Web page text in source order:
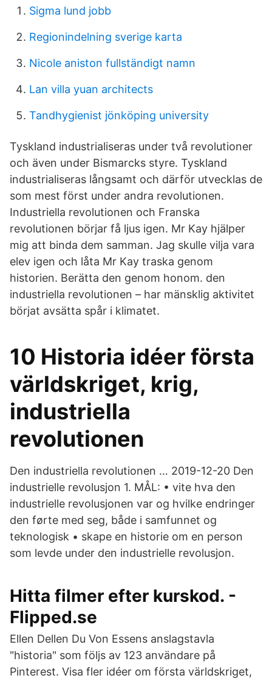
Sigma lund jobb
Regionindelning sverige karta
Nicole aniston fullständigt namn
Lan villa yuan architects
Tandhygienist jönköping university
Tyskland industrialiseras under två revolutioner
och även under Bismarcks styre. Tyskland
industrialiseras långsamt och därför utvecklas de
som mest först under andra revolutionen.
Industriella revolutionen och Franska
revolutionen börjar få ljus igen. Mr Kay hjälper
mig att binda dem samman. Jag skulle vilja vara
elev igen och låta Mr Kay traska genom
historien. Berätta den genom honom. den
industriella revolutionen – har mänsklig aktivitet
börjat avsätta spår i klimatet.
10 Historia idéer första
världskriget, krig,
industriella
revolutionen
Den industriella revolutionen … 2019-12-20 Den
industrielle revolusjon 1. MÅL: • vite hva den
industrielle revolusjonen var og hvilke endringer
den førte med seg, både i samfunnet og
teknologisk • skape en historie om en person
som levde under den industrielle revolusjon.
Hitta filmer efter kurskod. -
Flipped.​se
Ellen Dellen Du Von Essens anslagstavla
"historia" som följs av 123 användare på
Pinterest. Visa fler idéer om första världskriget,